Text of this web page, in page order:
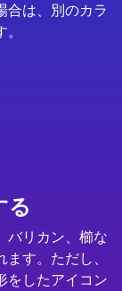
合は、別のカラ
る
バリカン、櫛な
す。ただし、
をしたアイコン